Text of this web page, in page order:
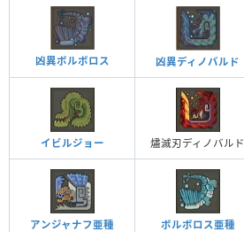
凶異ボルボロス 凶異ディノバルド
イビルジョー 燼滅刃ディノバルド
アンジャナフ亜種 ボルボロス亜種